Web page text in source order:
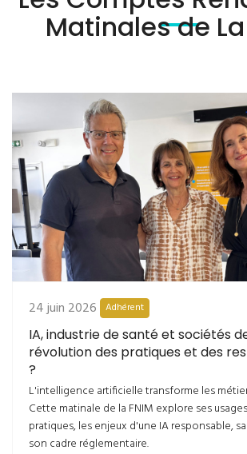
Matinales de
24 juin 2026 Adhérent
IA, industrie de santé et sociétés
révolution des pratiques et des
?
L'intelligence artificielle transforme les
Cette matinale de la FNIM explore ses
pratiques, les enjeux d'une IA responsable,
son cadre réglementaire.